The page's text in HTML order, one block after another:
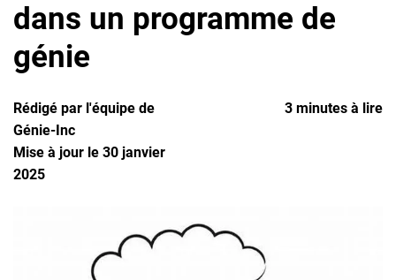
Ma boîte à outils
Conseils carrière
Info génie
Nos chroniques
Inscrivez-vous à l'infolettre
Employeurs
Publiez une offre d'emploi
dans un programme de
génie
Rédigé par l'équipe de
Génie-Inc
Mise à jour le 30 janvier
2025
3 minutes à lire